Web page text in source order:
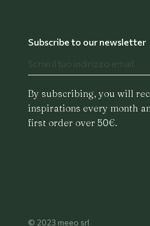
Subscribe to our newsletter
By subscribing, you will
inspirations every month
first order over 50€.
© 2023 meeo srl